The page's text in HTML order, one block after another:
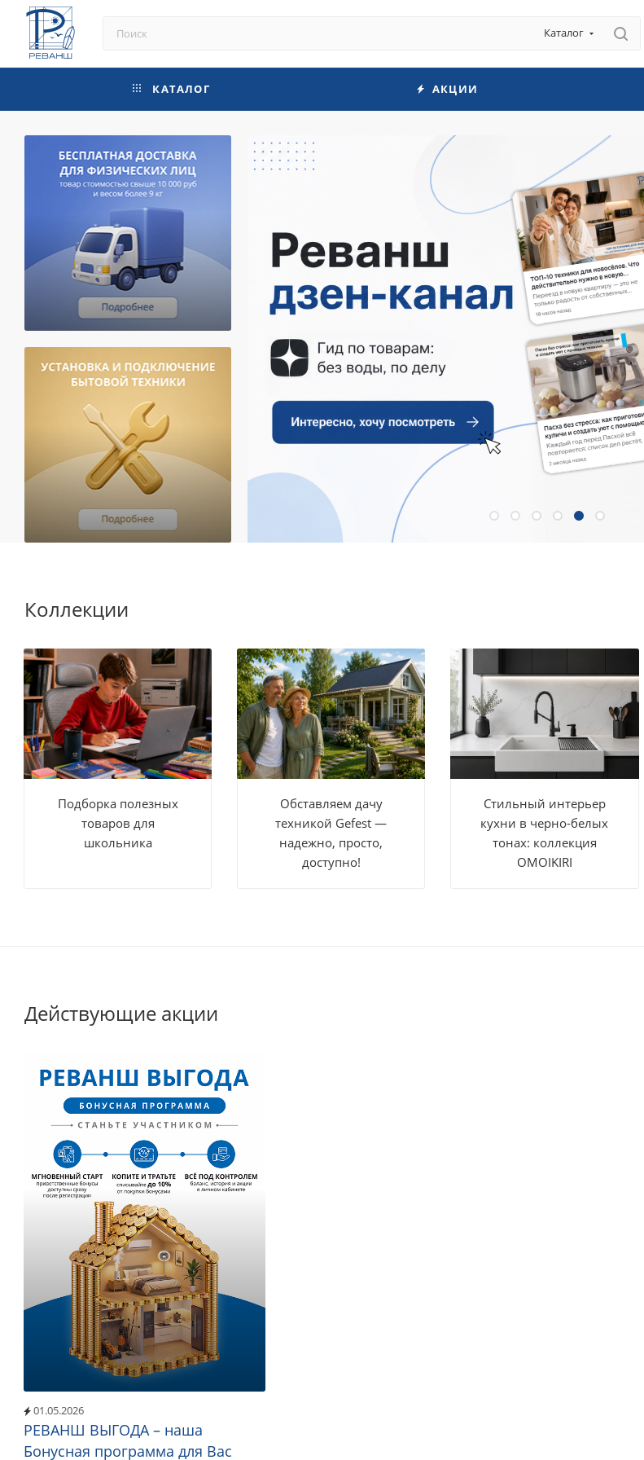
Каталог
КАТАЛОГ АКЦИИ
Коллекции
Подборка полезных
товаров для
школьника
Обставляем дачу
техникой Gefest —
надежно, просто,
доступно!
Стильный интерьер
кухни в черно-белых
тонах: коллекция
OMOIKIRI
Действующие акции
01.05.2026
РЕВАНШ ВЫГОДА – наша
Бонусная программа для Вас